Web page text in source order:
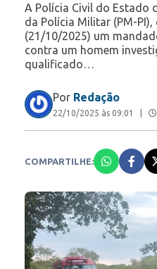
A Polícia Civil do Estado
da Polícia Militar (PM-
(21/10/2025) um
contra um homem
qualificado…
Por Redação
22/10/2025 às 09:01
COMPARTILHE: